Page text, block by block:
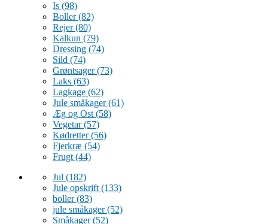
Is (98)
Boller(82)
Rejer(80)
Kalkun (79)
Dressing (74)
Sild (74)
Grøntsager(73)
Laks (63)
Lagkage (62)
Jule småkager(61)
Æg og Ost (58)
Vegetar(57)
Kødretter(56)
Fjerkræ (54)
Frugt (44)
Jul (182)
Jule opskrift (133)
boller(83)
jule småkager(52)
Småkager(52)